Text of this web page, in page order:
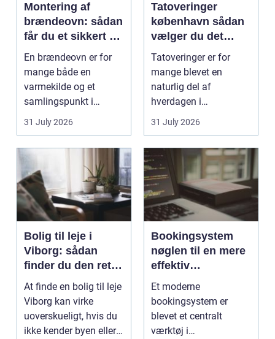
Montering af
brændeovn: sådan
får du et sikkert og
smukt resultat
En brændeovn er for
mange både en
varmekilde og et
samlingspunkt i
hjemmet. Flammerne
31 July 2026
Tatoveringer
københavn sådan
vælger du det
rigtige studie
Tatoveringer er for
mange blevet en
naturlig del af
hverdagen i
København. Byen er
fyldt med dygtige...
31 July 2026
Bolig til leje i
Viborg: sådan
finder du den rette
lejlighed
At finde en bolig til leje
Viborg kan virke
uoverskueligt, hvis du
ikke kender byen eller
Bookingsystem
nøglen til en mere
effektiv
klinikhverdag
Et moderne
bookingsystem er
blevet et centralt
værktøj i